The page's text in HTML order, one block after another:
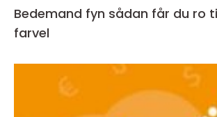
Bedemand fyn sådan får du ro til det sidste
farvel